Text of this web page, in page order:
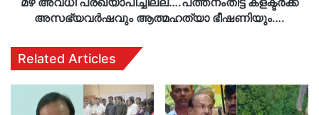
അസഭ്യവര്‍ഷവും ആത്മഹത്യാ ഭീഷണിയും….
Related Articles